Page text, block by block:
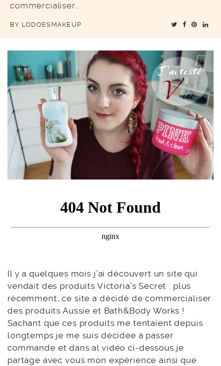
commercialiser…
BY LODOESMAKEUP
Il y a quelques mois j’ai découvert un site qui
vendait des produits Victoria’s Secret : plus
récemment, ce site a décidé de commercialiser
des produits Aussie et Bath&Body Works !
Sachant que ces produits me tentaient depuis
longtemps je me suis décidée à passer
commande et dans al vidéo ci-dessous je
partage avec vous mon expérience ainsi que